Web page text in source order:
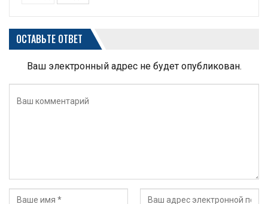
ОСТАВЬТЕ ОТВЕТ
Ваш электронный адрес не будет опубликован.